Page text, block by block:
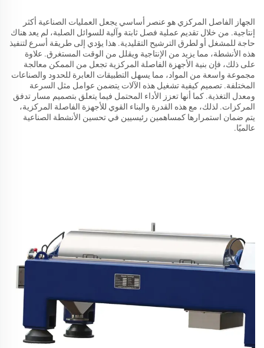
الجهاز الفاصل المركزي هو عنصر أساسي يجعل العمليات الصناعية أكثر
إنتاجية. من خلال تقديم عملية فصل ثابتة وآلية للسوائل الصلبة، لم يعد هناك
حاجة للمشغل أو لطرق الترشيح التقليدية. هذا يؤدي إلى طريقة أسرع لتنفيذ
هذه الأنشطة، مما يزيد من الإنتاجية ويقلل من الوقت المستغرق. علاوة
على ذلك، فإن بنية الأجهزة الفاصلة المركزية تجعل من الممكن معالجة
مجموعة واسعة من المواد، مما يسهل التطبيقات العابرة للحدود والصناعات
المختلفة. تصميم كيفية تشغيل هذه الآلات يتضمن عوامل مثل السرعة
ومعدل التغذية. كما أنها تعزز الأداء المحتمل فيما يتعلق بتصميم مسار تدفق
المركزات. لذلك، مع هذه القدرة والبناء القوي للأجهزة الفاصلة المركزية،
يتم ضمان استمرارها كمساهمين رئيسيين في تحسين الأنشطة الصناعية
عالميًا.